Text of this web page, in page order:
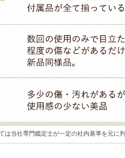
は当社専門鑑定士が一定の社内基準を元に判